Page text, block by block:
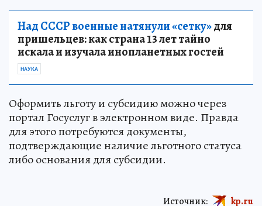
Над СССР военные натянули «сетку»для
пришельцев: как страна 13 лет тайно
искала и изучала инопланетных гостей
НАУКА
Оформить льготу и субсидию можно через
портал Госуслуг в электронном виде. Правда
для этого потребуются документы,
подтверждающие наличие льготного статуса
либо основания для субсидии.
Источник: kp.ru